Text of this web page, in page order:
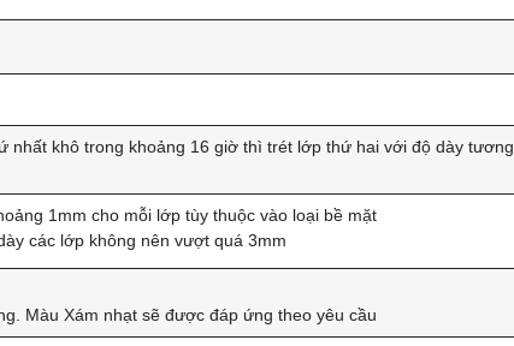
nhất khô trong khoảng 16 giờ thì trét lớp thứ hai với độ dày tương
1mm cho mỗi lớp tùy thuộc vào loại bề mặt
các lớp không nên vượt quá 3mm
Màu Xám nhạt sẽ được đáp ứng theo yêu cầu